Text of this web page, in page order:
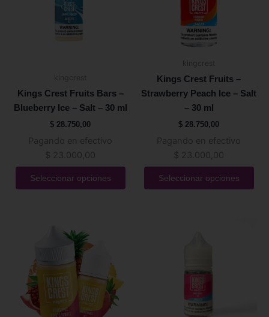
kingcrest
Kings Crest Fruits Bars –
Blueberry Ice – Salt – 30 ml
$ 28.750,00
Pagando en efectivo
$ 23.000,00
Seleccionar opciones
Las
opciones
de
producto
kingcrest
Kings Crest Fruits –
Strawberry Peach Ice – Salt
– 30 ml
$ 28.750,00
Pagando en efectivo
$ 23.000,00
Seleccionar opciones
Las
opciones
se
de
producto
producto
tiene
múltiples
variantes.
Las
opciones
variantes.
Las
opciones